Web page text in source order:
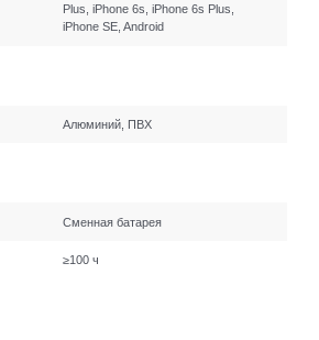
Plus, iPhone 6s, iPhone 6s Plus,
iPhone SE, Android
Алюминий, ПВХ
Сменная батарея
≥100 ч